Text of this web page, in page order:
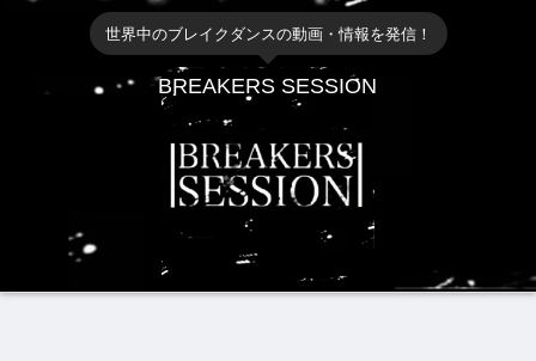
世界中のブレイクダンスの動画・情報を発信！
BREAKERS SESSION